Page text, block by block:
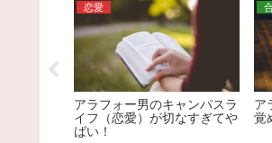
恋愛
アラフォー男のキャンパスラ
イフ（恋愛）が切なすぎてや
ばい！
ア
覚